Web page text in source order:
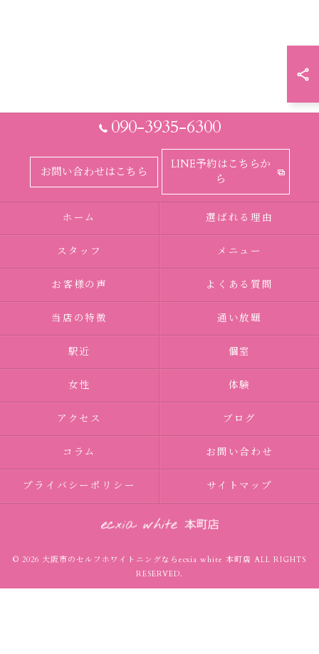
090-3935-6300
お問い合わせはこちら
LINE予約はこちらか
ら
ホーム 選ばれる理由
スタッフ メニュー
お客様の声 よくある質問
当店の特徴 通い放題
駅近 個室
女性 体験
アクセス ブログ
コラム お問い合わせ
プライバシーポリシー サイトマップ
© 2026 大阪市のセルフホワイトニングならecxia white 本町店 ALL RIGHTS
RESERVED.